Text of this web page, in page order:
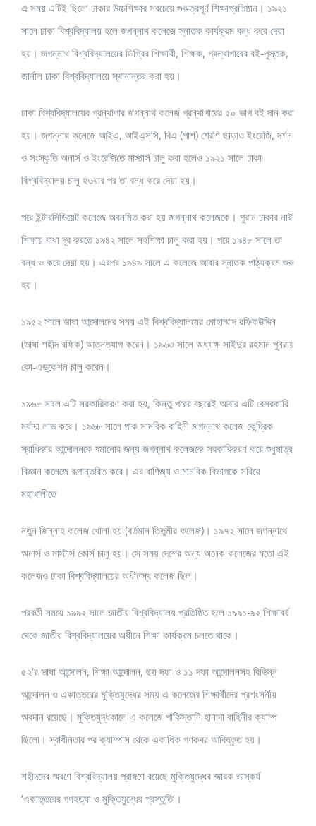
এ সময় এটিই ছিলো ঢাকার উচ্চশিক্ষার সবচেয়ে গুরুত্বপূর্ণ শিক্ষাপ্রতিষ্ঠান। ১৯২১
সালে ঢাকা বিশ্ববিদ্যালয় হলে জগন্নাথ কলেজে স্নাতক কার্যক্রম বন্ধ করে দেয়া
হয়। জগন্নাথ বিশ্ববিদ্যালয়ের ডিগ্রির শিক্ষার্থী, শিক্ষক, গ্রন্থাগারের বই-পুস্তক,
জার্নাল ঢাকা বিশ্ববিদ্যালয়ে স্থানান্তর করা হয়।
ঢাকা বিশ্ববিদ্যালয়ের গ্রন্থাগার জগন্নাথ কলেজ গ্রন্থাগারের ৫০ ভাগ বই দান করা
হয়। জগন্নাথ কলেজে আইএ, আইএসসি, বিএ (পাশ) শ্রেণি ছাড়াও ইংরেজি, দর্শন
ও সংস্কৃতি অনার্স ও ইংরেজিতে মাস্টার্স চালু করা হলেও ১৯২১ সালে ঢাকা
বিশ্ববিদ্যালয় চালু হওয়ার পর তা বন্ধ করে দেয়া হয়।
পরে ইন্টারমিডিয়েট কলেজে অবনমিত করা হয় জগন্নাথ কলেজকে। পুরান ঢাকার নারী
শিক্ষায় বাধা দূর করতে ১৯৪২ সালে সহশিক্ষা চালু করা হয়। পরে ১৯৪৮ সালে তা
বন্ধ ও করে দেয়া হয়। এরপর ১৯৪৯ সালে এ কলেজে আবার স্নাতক পাঠ্যক্রম শুরু
হয়।
১৯৫২ সালে ভাষা আন্দোলনের সময় এই বিশ্ববিদ্যালয়ের মোহাম্মাদ রফিকউদ্দিন
(ভাষা শহীদ রফিক) আত্নত্যাগ করেন। ১৯৬৩ সালে অধ্যক্ষ সাইদুর রহমান পুনরায়
কো-এডুকেশন চালু করেন।
১৯৬৮ সালে এটি সরকারিকরণ করা হয়, কিন্তু পরের বছরেই আবার এটি বেসরকারি
মর্যাদা লাভ করে। ১৯৬৮ সালে পাক সামরিক বাহিনী জগন্নাথ কলেজ কেন্দ্রিক
স্বাধিকার আন্দোলনকে দমানোর জন্য জগন্নাথ কলেজকে সরকারিকরণ করে শুধুমাত্র
বিজ্ঞান কলেজে রূপান্তরিত করে। এর বাণিজ্য ও মানবিক বিভাগকে সরিয়ে
মহাখালীতে
নতুন জিন্নাহ কলেজ খোলা হয় (বর্তমান তিতুমীর কলেজ)। ১৯৭২ সালে জগন্নাথে
অনার্স ও মাস্টার্স কোর্স চালু হয়। সে সময় দেশের অন্য অনেক কলেজের মতো এই
কলেজও ঢাকা বিশ্ববিদ্যালয়ের অধীনস্থ কলেজ ছিল।
পরবর্তী সময়ে ১৯৯২ সালে জাতীয় বিশ্ববিদ্যালয় প্রতিষ্ঠিত হলে ১৯৯১-৯২ শিক্ষাবর্ষ
থেকে জাতীয় বিশ্ববিদ্যালয়ের অধীনে শিক্ষা কার্যক্রম চলতে থাকে।
৫২’র ভাষা আন্দোলন, শিক্ষা আন্দোলন, ছয় দফা ও ১১ দফা আন্দোলনসহ বিভিন্ন
আন্দোলন ও একাত্তরের মুক্তিযুদ্ধের সময় এ কলেজের শিক্ষার্থীদের প্রশংসনীয়
অবদান রয়েছে। মুক্তিযুদ্ধকালে এ কলেজে পাকিস্তানি হানাদা বাহিনীর ক্যাম্প
ছিলো। স্বাধীনতার পর ক্যাম্পাস থেকে একাধিক গণকবর আবিষ্কৃত হয়।
শহীদদের স্মরণে বিশ্ববিদ্যালয় প্রাঙ্গণে রয়েছে মুক্তিযুদ্ধের স্মারক ভাস্কর্য
‘একাত্তরের গণহত্যা ও মুক্তিযুদ্ধের প্রস্তুতি’।